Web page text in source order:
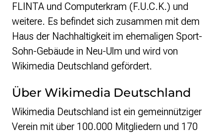
FLINTA und Computerkram (F.U.C.K.) und
weitere. Es befindet sich zusammen mit dem
Haus der Nachhaltigkeit im ehemaligen Sport-
Sohn-Gebäude in Neu-Ulm und wird von
Wikimedia Deutschland gefördert.
Über Wikimedia Deutschland
Wikimedia Deutschland ist ein gemeinnütziger
Verein mit über 100.000 Mitgliedern und 170